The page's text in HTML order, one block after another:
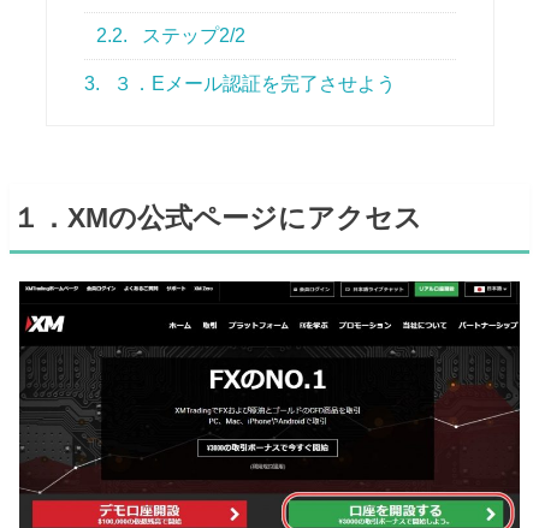
2.2. ステップ2/2
3. ３．Eメール認証を完了させよう
１．XMの公式ページにアクセス